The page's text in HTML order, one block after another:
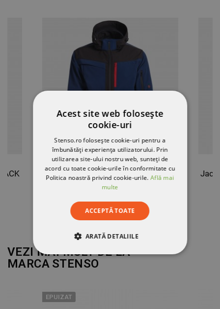
Jachetă softshell PRISMA SOFTSHELL 2.0 ALBASTRU NEGRU/ÎNCHIS
VEZI MAI MULT DE LA
MARCA STENSO
EPUIZAT
Acest site web folosește
cookie-uri
Stenso.ro folosește cookie-uri pentru a
îmbunătăți experiența utilizatorului. Prin
utilizarea site-ului nostru web, sunteți de
acord cu toate cookie-urile în conformitate cu
Politica noastră privind cookie-urile.Află mai
multe
ACCEPTĂ TOATE
ARATĂ DETALIILE
STRICT NECESARE
DE TARGETARE